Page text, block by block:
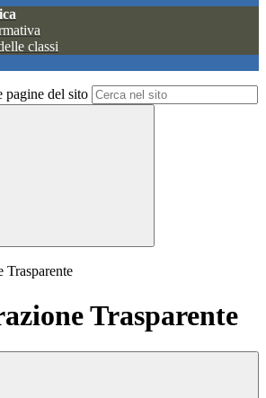
classi
pagine del sito
Trasparente
Trasparente